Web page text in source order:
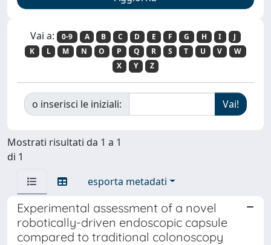
Vai a: 0-9 A B C D E F G H I
J
K
L M N O P Q R S T U V
W
X
Y Z
o inserisci le iniziali:
Mostrati risultati da 1 a 1
di 1
esporta metadati
Experimental assessment of a novel
robotically-driven endoscopic capsule
compared to traditional colonoscopy